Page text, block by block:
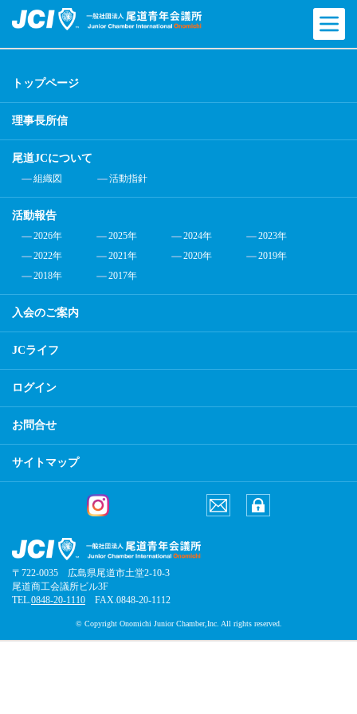
トップページ
理事長所信
尾道JCについて
組織図 活動指針
活動報告
2026年 2025年 2024年
2023年
2022年
2021年 2020年
2019年
2018年
2017年
入会のご案内
JCライフ
ログイン
お問合せ
サイトマップ
〒722-0035 広島県尾道市土堂2-10-3
尾道商工会議所ビル3F
TEL.0848-20-1110 FAX.0848-20-1112
© Copyright Onomichi Junior Chamber,Inc. All rights reserved.